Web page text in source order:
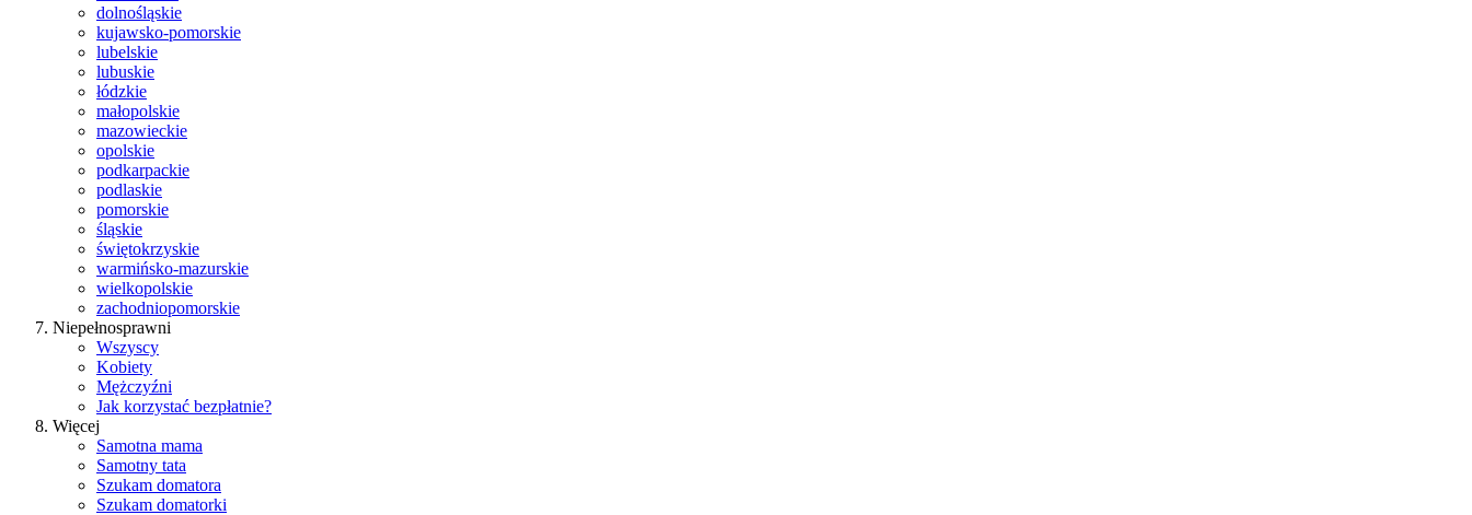
dolnośląskie
kujawsko-pomorskie
lubelskie
lubuskie
łódzkie
małopolskie
mazowieckie
opolskie
podkarpackie
podlaskie
pomorskie
śląskie
świętokrzyskie
warmińsko-mazurskie
wielkopolskie
zachodniopomorskie
Niepełnosprawni
Wszyscy
Kobiety
Mężczyźni
Jak korzystać bezpłatnie?
Więcej
Samotna mama
Samotny tata
Szukam domatora
Szukam domatorki